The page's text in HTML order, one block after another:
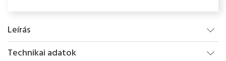
Leírás
Technikai adatok